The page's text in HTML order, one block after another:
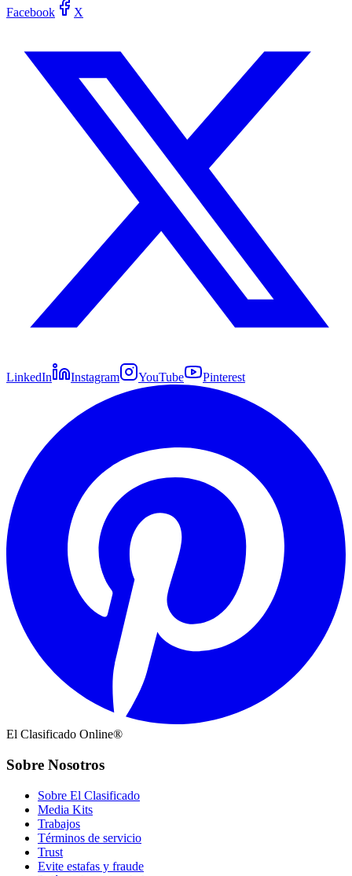
Facebook X
LinkedIn Instagram YouTube Pinterest
El Clasificado Online®
Sobre Nosotros
Sobre El Clasificado
Media Kits
Trabajos
Términos de servicio
Trust
Evite estafas y fraude